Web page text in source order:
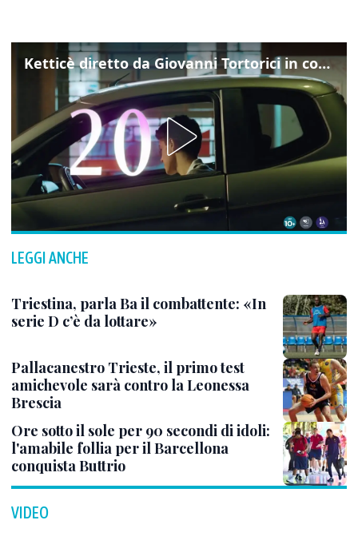
Ketticè diretto da Giovanni Tortorici in concorso al Locarno Film Festival
LEGGI ANCHE
Triestina, parla Ba il combattente: «In
serie D c’è da lottare»
Pallacanestro Trieste, il primo test
amichevole sarà contro la Leonessa
Brescia
Ore sotto il sole per 90 secondi di idoli:
l'amabile follia per il Barcellona
conquista Buttrio
VIDEO